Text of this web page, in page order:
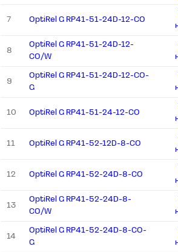
7 OptiRel G RP41-51-24D-12-CO
8
OptiRel G RP41-51-24D-12-
CO/W
9
OptiRel G RP41-51-24D-12-CO-
G
10 OptiRel G RP41-51-24-12-CO
11 OptiRel G RP41-52-12D-8-CO
12 OptiRel G RP41-52-24D-8-CO
13
OptiRel G RP41-52-24D-8-
CO/W
14
OptiRel G RP41-52-24D-8-CO-
G